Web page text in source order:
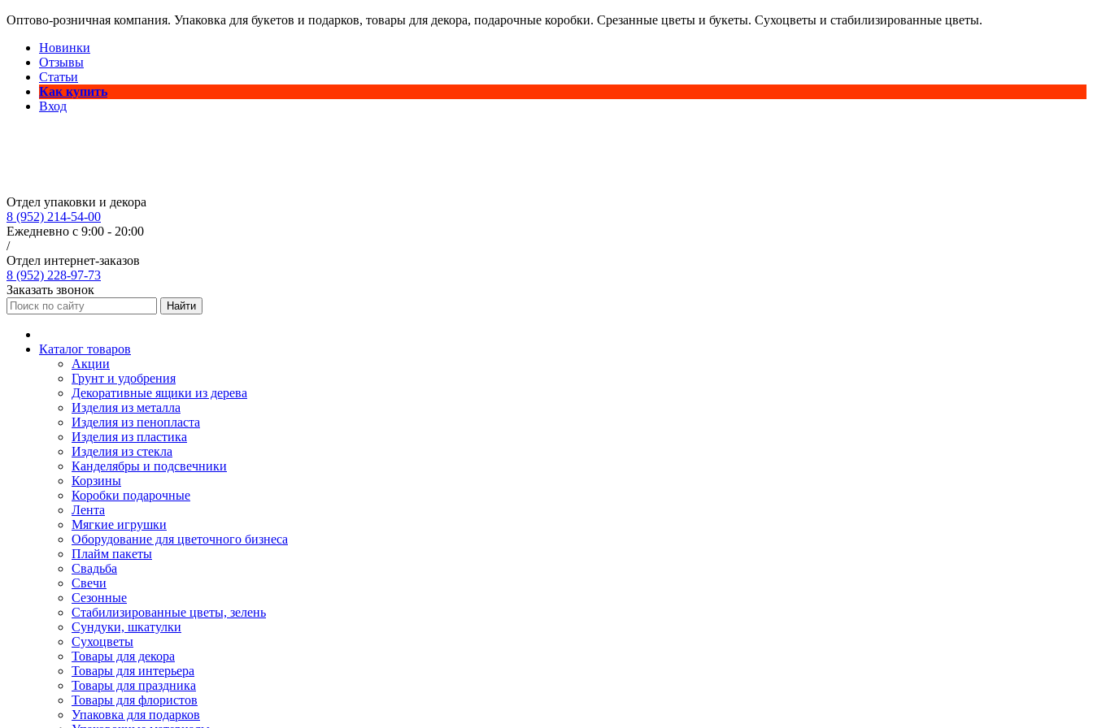
Оптово-розничная компания. Упаковка для букетов и подарков, товары для декора, подарочные коробки. Срезанные цветы и букеты. Сухоцветы и стабилизированные цветы.
Новинки
Отзывы
Статьи
Как купить
Вход
Отдел упаковки и декора
8 (952) 214-54-00
Ежедневно с 9:00 - 20:00
/
Отдел интернет-заказов
8 (952) 228-97-73
Заказать звонок
Найти
Каталог товаров
Акции
Грунт и удобрения
Декоративные ящики из дерева
Изделия из металла
Изделия из пенопласта
Изделия из пластика
Изделия из стекла
Канделябры и подсвечники
Корзины
Коробки подарочные
Лента
Мягкие игрушки
Оборудование для цветочного бизнеса
Плайм пакеты
Свадьба
Свечи
Сезонные
Стабилизированные цветы, зелень
Сундуки, шкатулки
Сухоцветы
Товары для декора
Товары для интерьера
Товары для праздника
Товары для флористов
Упаковка для подарков